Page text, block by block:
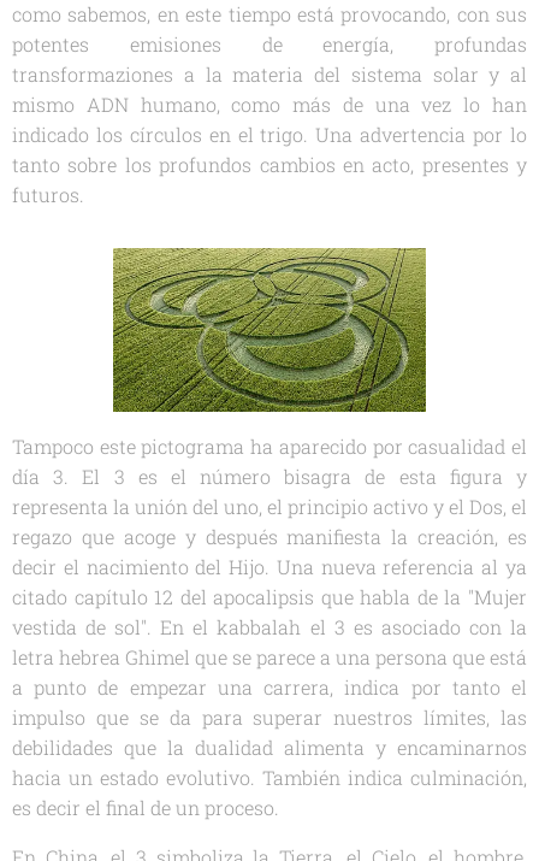
como sabemos, en este tiempo está provocando, con sus
potentes emisiones de energía, profundas
transformaziones a la materia del sistema solar y al
mismo ADN humano, como más de una vez lo han
indicado los círculos en el trigo. Una advertencia por lo
tanto sobre los profundos cambios en acto, presentes y
futuros.
Tampoco este pictograma ha aparecido por casualidad el
día 3. El 3 es el número bisagra de esta figura y
representa la unión del uno, el principio activo y el Dos, el
regazo que acoge y después manifiesta la creación, es
decir el nacimiento del Hijo. Una nueva referencia al ya
citado capítulo 12 del apocalipsis que habla de la "Mujer
vestida de sol". En el kabbalah el 3 es asociado con la
letra hebrea Ghimel que se parece a una persona que está
a punto de empezar una carrera, indica por tanto el
impulso que se da para superar nuestros límites, las
debilidades que la dualidad alimenta y encaminarnos
hacia un estado evolutivo. También indica culminación,
es decir el final de un proceso.